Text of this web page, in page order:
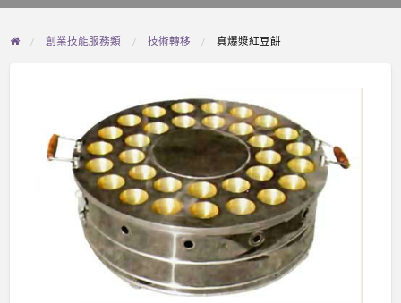
problem
創業技能服務類 技術轉移 真爆漿紅豆餅